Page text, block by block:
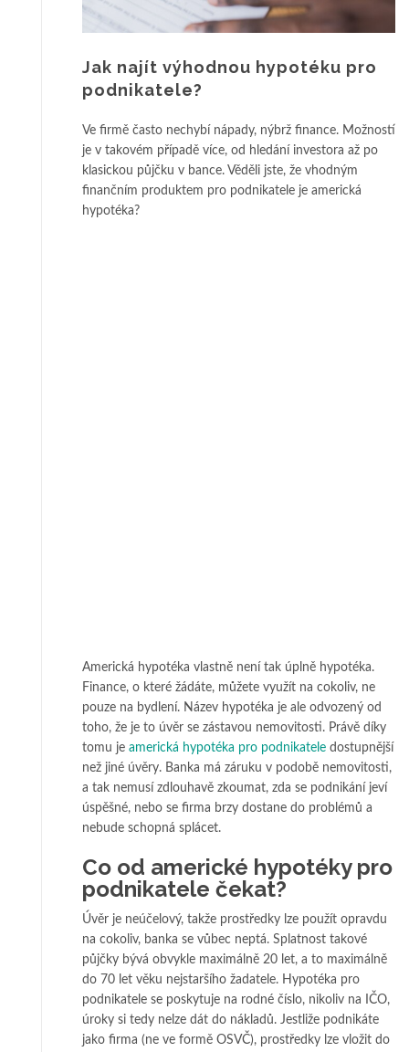
Jak najít výhodnou hypotéku pro
podnikatele?
Ve firmě často nechybí nápady, nýbrž finance. Možností
je v takovém případě více, od hledání investora až po
klasickou půjčku v bance. Věděli jste, že vhodným
finančním produktem pro podnikatele je americká
hypotéka?
Americká hypotéka vlastně není tak úplně hypotéka.
Finance, o které žádáte, můžete využít na cokoliv, ne
pouze na bydlení. Název hypotéka je ale odvozený od
toho, že je to úvěr se zástavou nemovitosti. Právě díky
tomu je americká hypotéka pro podnikatele dostupnější
než jiné úvěry. Banka má záruku v podobě nemovitosti,
a tak nemusí zdlouhavě zkoumat, zda se podnikání jeví
úspěšné, nebo se firma brzy dostane do problémů a
nebude schopná splácet.
Co od americké hypotéky pro
podnikatele čekat?
Úvěr je neúčelový, takže prostředky lze použít opravdu
na cokoliv, banka se vůbec neptá. Splatnost takové
půjčky bývá obvykle maximálně 20 let, a to maximálně
do 70 let věku nejstaršího žadatele. Hypotéka pro
podnikatele se poskytuje na rodné číslo, nikoliv na IČO,
úroky si tedy nelze dát do nákladů. Jestliže podnikáte
jako firma (ne ve formě OSVČ), prostředky lze vložit do